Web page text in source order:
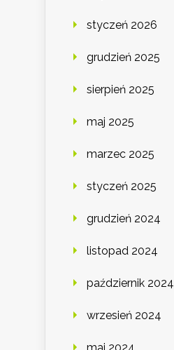
styczeń 2026
grudzień 2025
sierpień 2025
maj 2025
marzec 2025
styczeń 2025
grudzień 2024
listopad 2024
październik 2024
wrzesień 2024
maj 2024